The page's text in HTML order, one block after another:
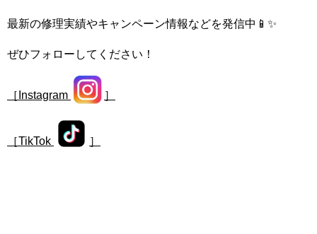
最新の修理実績やキャンペーン情報などを発信中📱✨
ぜひフォローしてください！
［Instagram ］
［TikTok ］